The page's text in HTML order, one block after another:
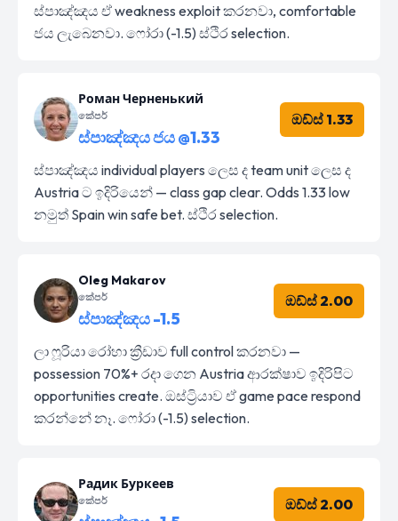
ස්පාඤ්ඤය ඒ weakness exploit කරනවා, comfortable
ජය ලැබෙනවා. ෆෝරා (-1.5) ස්ථිර selection.
Роман Черненький
කේපර්
ස්පාඤ්ඤය ජය @1.33
ඔඩ්ස් 1.33
ස්පාඤ්ඤය individual players ලෙස ද team unit ලෙස ද
Austria ට ඉදිරියෙන් — class gap clear. Odds 1.33 low
නමුත් Spain win safe bet. ස්ථිර selection.
Oleg Makarov
කේපර්
ස්පාඤ්ඤය -1.5
ඔඩ්ස් 2.00
ලා ෆූරියා රෝහා ක්‍රීඩාව full control කරනවා —
possession 70%+ රදා ගෙන Austria ආරක්ෂාව ඉදිරිපිට
opportunities create. ඔස්ට්‍රියාව ඒ game pace respond
කරන්නේ නෑ. ෆෝරා (-1.5) selection.
Радик Буркеев
කේපර් ඔඩ්ස් 2.00